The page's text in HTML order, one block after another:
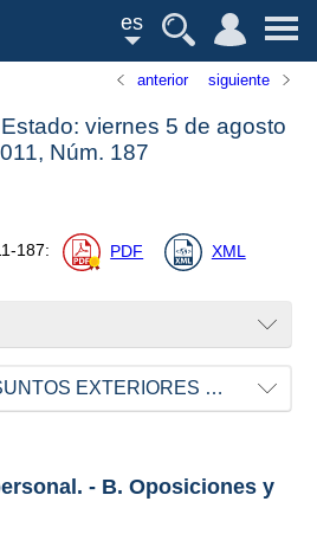
es
anterior siguiente
viernes 5 de agosto
Núm. 187
187: PDF XML
MINISTERIO DE ASUNTOS EXTERIORES Y DE COOPERACIÓN
- B. Oposiciones y